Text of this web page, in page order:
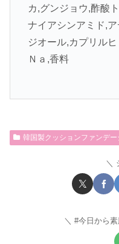
カ,グンジョウ,酢酸
ナイアシンアミド,
ジオール,カプリル
Ｎａ,香料
韓国製クッションファンデー
#今日から